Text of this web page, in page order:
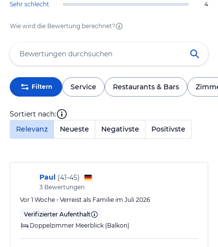
Sehr schlecht
4
Wie wird die Bewertung berechnet?
Filtern Service Restaurants & Bars
Sortiert nach:
Relevanz
Neueste Negativste Positivste
Paul (41-45)
3 Bewertungen
Vor 1 Woche • Verreist als Familie im Juli 2026
Verifizierter Aufenthalt
Doppelzimmer Meerblick (Balkon)